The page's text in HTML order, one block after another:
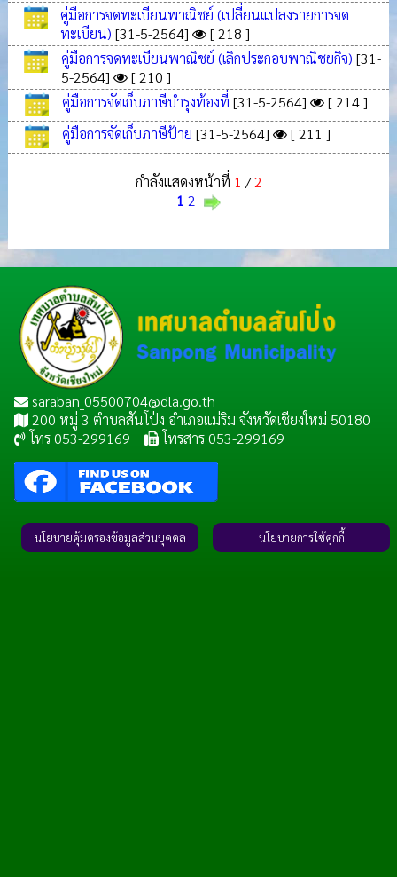
คู่มือการจดทะเบียนพาณิชย์ (เปลี่ยนแปลงรายการจด
ทะเบียน) [31-5-2564]
[ 218 ]
คู่มือการจดทะเบียนพาณิชย์ (เลิกประกอบพาณิชยกิจ) [31-
5-2564]
[ 210 ]
คู่มือการจัดเก็บภาษีบำรุงท้องที่ [31-5-2564]
[ 214 ]
คู่มือการจัดเก็บภาษีป้าย [31-5-2564] [ 211 ]
กำลังแสดงหน้าที่ 1 / 2
1 2
saraban_05500704@dla.go.th
200 หมู่ 3 ตำบลสันโป่ง อำเภอแม่ริม จังหวัดเชียงใหม่ 50180
โทร 053-299169
โทรสาร 053-299169
นโยบายคุ้มครองข้อมูลส่วนบุคคล นโยบายการใช้คุกกี้